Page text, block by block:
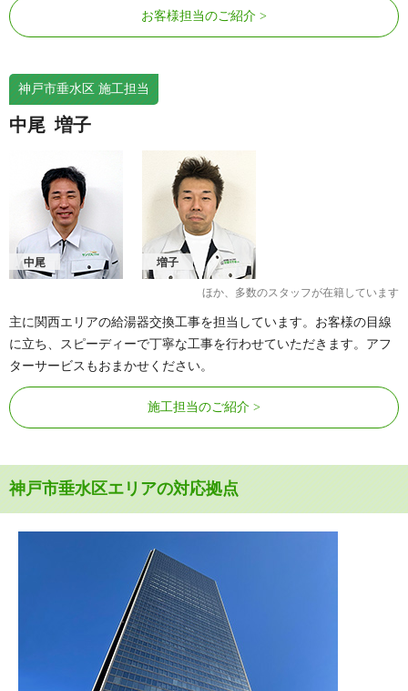
お客様担当のご紹介
神戸市垂水区 施工担当
中尾 増子
中尾 増子
ほか、多数のスタッフが在籍しています
主に関西エリアの給湯器交換工事を担当しています。お客様の目線
に立ち、スピーディーで丁寧な工事を行わせていただきます。アフ
ターサービスもおまかせください。
施工担当のご紹介
神戸市垂水区エリアの対応拠点